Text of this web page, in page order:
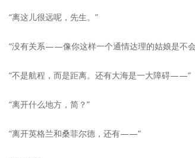
“离这儿很远呢，先生。”
“没有关系——像你这样一个通情达理的姑娘是不
“不是航程，而是距离。还有大海是一大障碍——”
“离开什么地方，简？”
“离开英格兰和桑菲尔德，还有——”